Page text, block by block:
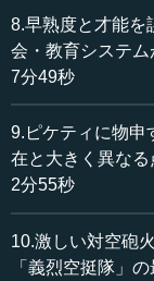
ーバード大学で
もちろん、ポー
きわめて大きな
経営に関する桂・
５〉）に反対し、
アメリカの鉄道
は、日露戦争の折
で日本が発行し
8.早熟度と才能を
会・教育システム
7分49秒
9.ピケティに物
在と大きく異なる
2分55秒
10.激しい対空砲
「義烈空挺隊」の